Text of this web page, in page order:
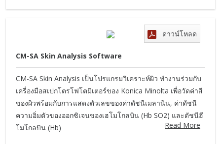
CM-SA Skin Analysis Software
CM-SA Skin Analysis เป็นโปรแกรมวิเคราะห์ผิว ทำงานร่วมกับ
เครื่องมือสเปกโตรโฟโตมิเตอร์ของ Konica Minolta เพื่อวัดค่าสี
ของผิวพร้อมกับการแสดงตัวเลขของค่าดัชนีเมลานิน, ค่าดัชนี
ความอิ่มตัวของออกซิเจนของเฮโมโกลบิน (Hb SO2) และดัชนีฮี
โมโกลบิน (Hb)
Read More
ดาวน์โหลด